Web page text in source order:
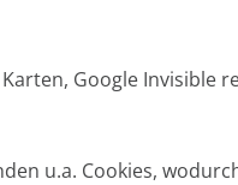
Google Invisible
u.a. Cookies,